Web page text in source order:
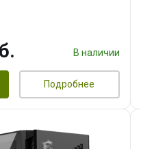
В наличии
Подробнее